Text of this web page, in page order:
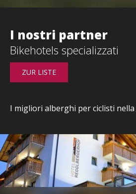
I nostri partner
Bikehotels specializzati
ZUR LISTE
I migliori alberghi per ciclisti nella